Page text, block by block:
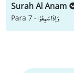
Surah Al Anam
Para 7 -وَ اِذَا سَمِعُوْا